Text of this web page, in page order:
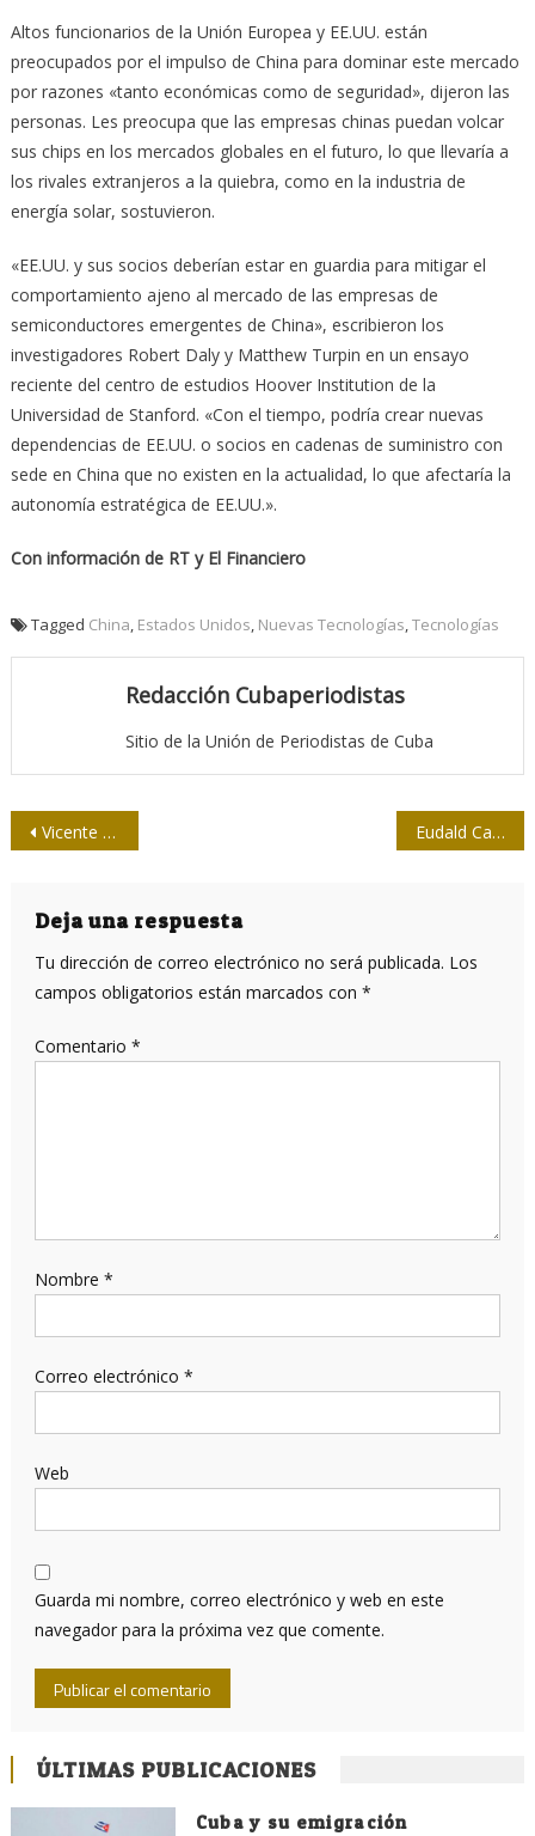
Altos funcionarios de la Unión Europea y EE.UU. están
preocupados por el impulso de China para dominar este mercado
por razones «tanto económicas como de seguridad», dijeron las
personas. Les preocupa que las empresas chinas puedan volcar
sus chips en los mercados globales en el futuro, lo que llevaría a
los rivales extranjeros a la quiebra, como en la industria de
energía solar, sostuvieron.
«EE.UU. y sus socios deberían estar en guardia para mitigar el
comportamiento ajeno al mercado de las empresas de
semiconductores emergentes de China», escribieron los
investigadores Robert Daly y Matthew Turpin en un ensayo
reciente del centro de estudios Hoover Institution de la
Universidad de Stanford. «Con el tiempo, podría crear nuevas
dependencias de EE.UU. o socios en cadenas de suministro con
sede en China que no existen en la actualidad, lo que afectaría la
autonomía estratégica de EE.UU.».
Con información de RT y El Financiero
Tagged China Estados Unidos Nuevas Tecnologías Tecnologías
Redacción Cubaperiodistas
Sitio de la Unión de Periodistas de Cuba
Navegación
entradas
Vicente Berovides: “Los humanos somos los únicos que sabemos que evolucionamos” Eudald Carbonell: “Sin fósiles no hay paraíso”
Deja una respuesta
Tu dirección de correo electrónico no será publicada. Los
campos obligatorios están marcados con *
Comentario *
Nombre *
Correo electrónico *
Web
Guarda mi nombre, correo electrónico y web en este
navegador para la próxima vez que comente.
ÚLTIMAS PUBLICACIONES
Cuba y su emigración